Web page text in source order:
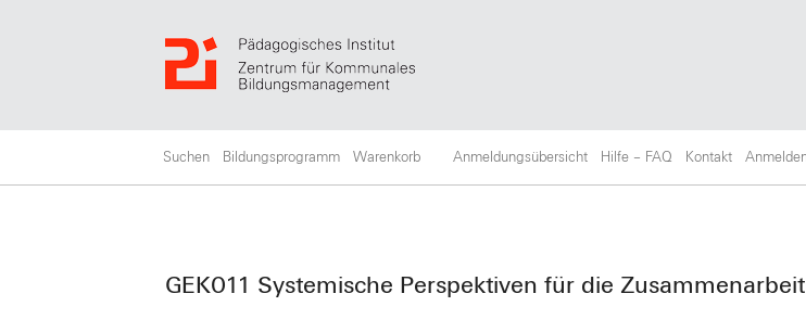
Suchen Bildungsprogramm Warenkorb Anmeldungsübersicht Hilfe – FAQ Kontakt
GEK011 Systemische Perspektiven für die